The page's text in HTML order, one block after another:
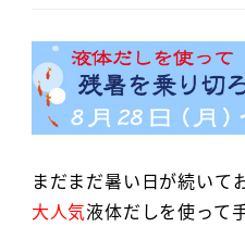
まだまだ暑い日が続いて
大人気液体だしを使って